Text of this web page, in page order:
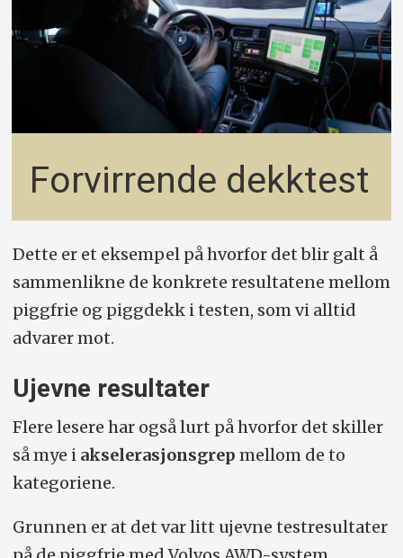
Forvirrende dekktest
Dette er et eksempel på hvorfor det blir galt å
sammenlikne de konkrete resultatene mellom
piggfrie og piggdekk i testen, som vi alltid
advarer mot.
Ujevne resultater
Flere lesere har også lurt på hvorfor det skiller
så mye i akselerasjonsgrep mellom de to
kategoriene.
Grunnen er at det var litt ujevne testresultater